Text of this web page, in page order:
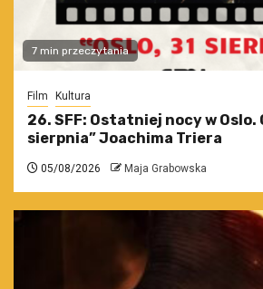
7 min przeczytania
Film Kultura
26. SFF: Ostatniej nocy w Oslo.
sierpnia” Joachima Triera
05/08/2026 Maja Grabowska